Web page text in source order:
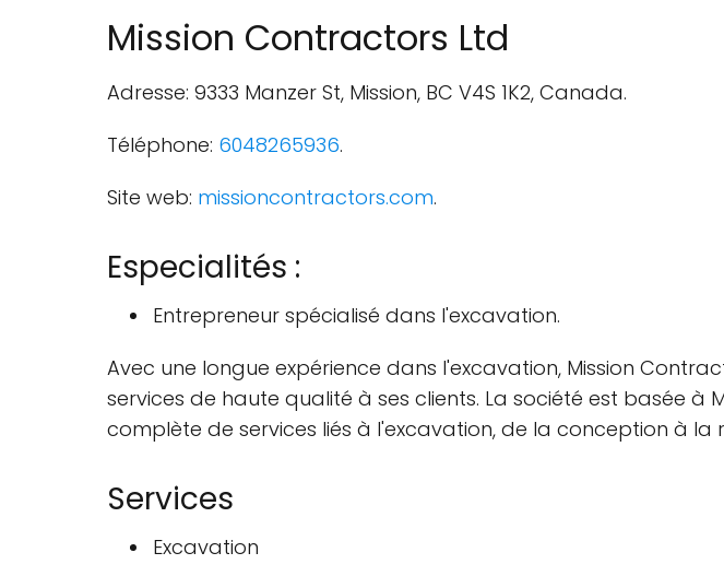
Mission Contractors Ltd
Adresse: 9333 Manzer St, Mission, BC V4S 1K2, Canada.
Téléphone: 6048265936.
Site web: missioncontractors.com.
Especialités :
Entrepreneur spécialisé dans l'excavation.
Avec une longue expérience dans l'excavation, Mission
services de haute qualité à ses clients. La société est basée
complète de services liés à l'excavation, de la conception à la
Services
Excavation